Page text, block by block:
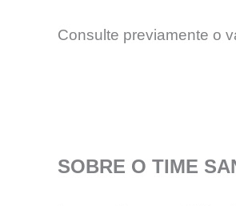
Consulte previamente o
SOBRE O TIME